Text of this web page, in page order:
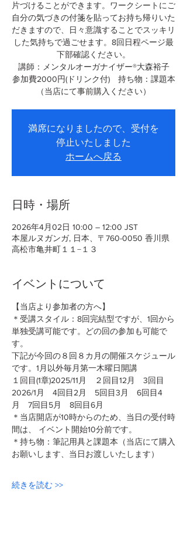
片づけることができます。ワークシートにご
自分の気づきの付箋を貼ってお持ち帰りいた
だきますので、日々意識することでスッキリ
した気持ちで過ごせます。8回日程ページ最
下部確認ください。
講師：メンタルオーガナイザー®大森裕子
参加費2000円(ドリンク付) 持ち物：課題本
（当店にて事前購入ください）
満席になりましたので、受付を
停止いたしました
ホームへ戻る
日時・場所
2026年4月02日 10:00 – 12:00 JST
本屋ルヌガンガ, 日本、〒760-0050 香川県
高松市亀井町１１−１３
イベントについて
【当店より参加者の方へ】
＊受講スタイル：8回完結型ですが、1回から
単独受講可能です。どの回の参加も可能で
す。
下記が今回の８回８カ月の開催スケジュール
です。1月以外毎月第一木曜日開講
１回目(1章)2025/11月　２回目12月　3回目
2026/1月　4回目2月　5回目3月　6回目4
月　7回目5月　8回目6月
＊当店開店が10時からのため、当日の受付時
間は、 イベント開始10分前です。
＊持ち物：筆記用具と課題本（当店にて購入
お願いします、当日お渡しいたします）
続きを読む >>